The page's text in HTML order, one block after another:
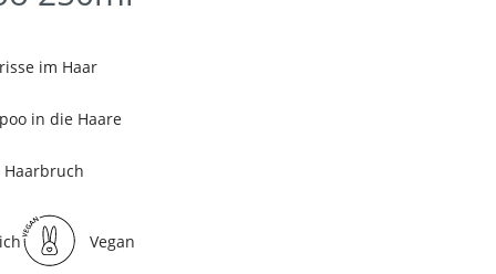
im Haar
in die Haare
Haarbruch
Vegan